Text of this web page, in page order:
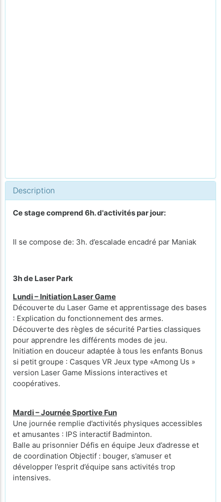
Description
Ce stage comprend 6h. d'activités par jour:
Il se compose de: 3h. d’escalade encadré par Maniak
3h de Laser Park
Lundi – Initiation Laser Game
Découverte du Laser Game et apprentissage des bases
: Explication du fonctionnement des armes.
Découverte des règles de sécurité Parties classiques
pour apprendre les différents modes de jeu.
Initiation en douceur adaptée à tous les enfants Bonus
si petit groupe : Casques VR Jeux type «Among Us »
version Laser Game Missions interactives et
coopératives.
Mardi – Journée Sportive Fun
Une journée remplie d’activités physiques accessibles
et amusantes : IPS interactif Badminton.
Balle au prisonnier Défis en équipe Jeux d’adresse et
de coordination Objectif : bouger, s’amuser et
développer l’esprit d’équipe sans activités trop
intensives.